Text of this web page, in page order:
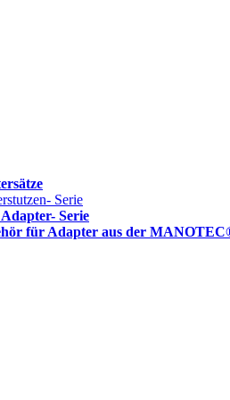
Serie
Serie
für Adapter aus der